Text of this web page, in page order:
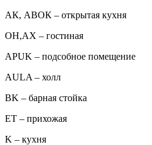
АК, АВОК – открытая кухня
ОН,AX – гостиная
APUK – подсобное помещение
AULA – холл
BK – барная стойка
ET – прихожая
K – кухня